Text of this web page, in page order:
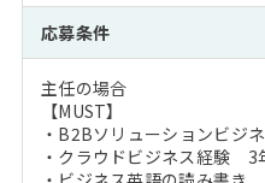
応募条件
主任の場合
【MUST】
・B2Bソリューションビジ
・クラウドビジネス経験 3